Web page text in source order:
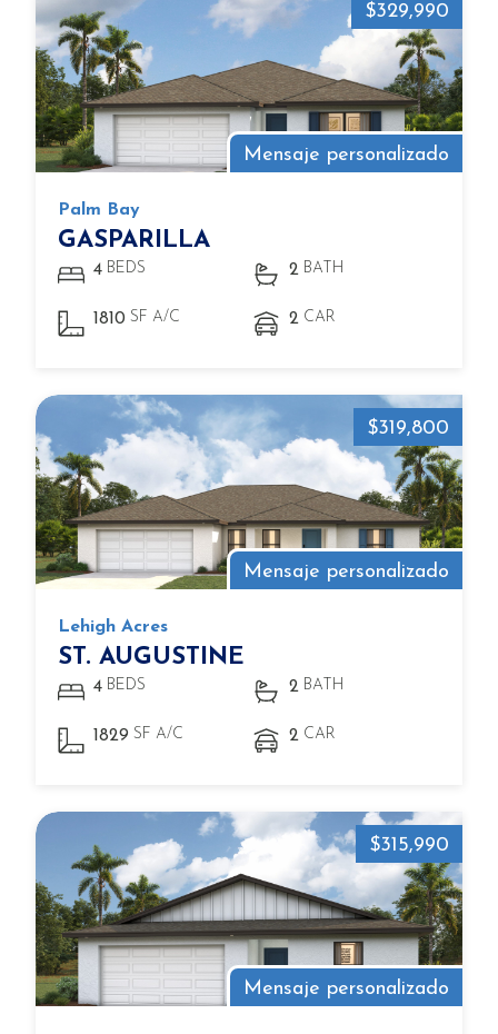
Mensaje personalizado
$329,990
Palm Bay
GASPARILLA
4 BEDS 2 BATH
1810 SF A/C 2 CAR
Mensaje personalizado
$319,800
Lehigh Acres
ST. AUGUSTINE
4 BEDS 2 BATH
1829 SF A/C 2 CAR
Mensaje personalizado
$315,990